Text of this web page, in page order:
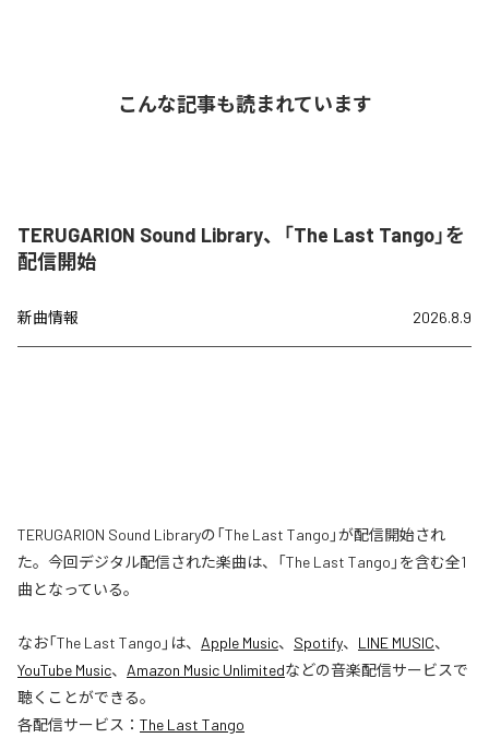
こんな記事も読まれています
TERUGARION Sound Library、「The Last Tango」を
配信開始
新曲情報 2026.8.9
TERUGARION Sound Libraryの「The Last Tango」が配信開始され
た。今回デジタル配信された楽曲は、「The Last Tango」を含む全1
曲となっている。
なお「The Last Tango 」は、 Apple Music、 Spotify、 LINE MUSIC、
YouTube Music、 Amazon Music Unlimitedなどの音楽配信サービスで
聴くことができる。
各配信サービス： The Last Tango